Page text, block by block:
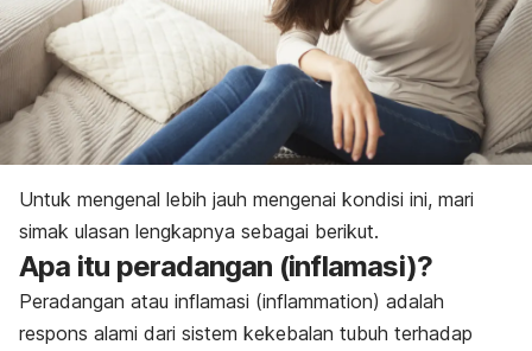
Untuk mengenal lebih jauh mengenai kondisi ini, mari
simak ulasan lengkapnya sebagai berikut.
Apa itu peradangan (inflamasi)?
Peradangan atau inflamasi (inflammation) adalah
respons alami dari sistem kekebalan tubuh terhadap